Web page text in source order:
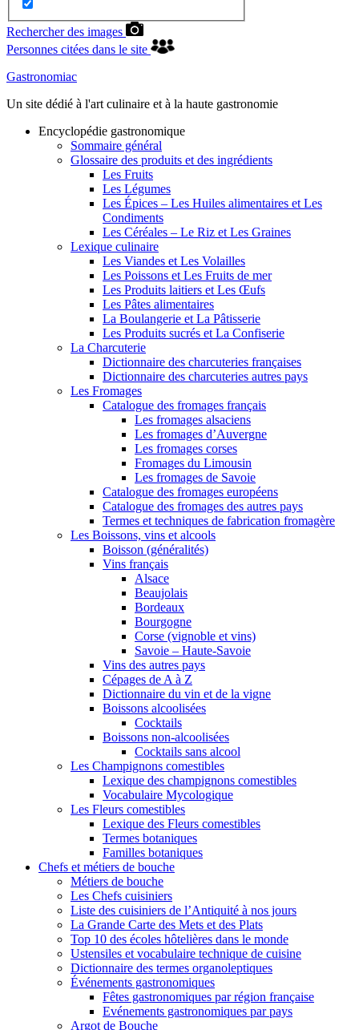
Rechercher des images
Personnes citées dans le site
Gastronomiac
Un site dédié à l'art culinaire et à la haute gastronomie
Encyclopédie gastronomique
Sommaire général
Glossaire des produits et des ingrédients
Les Fruits
Les Légumes
Les Épices – Les Huiles alimentaires et Les
Condiments
Les Céréales – Le Riz et Les Graines
Lexique culinaire
Les Viandes et Les Volailles
Les Poissons et Les Fruits de mer
Les Produits laitiers et Les Œufs
Les Pâtes alimentaires
La Boulangerie et La Pâtisserie
Les Produits sucrés et La Confiserie
La Charcuterie
Dictionnaire des charcuteries françaises
Dictionnaire des charcuteries autres pays
Les Fromages
Catalogue des fromages français
Les fromages alsaciens
Les fromages d’Auvergne
Les fromages corses
Fromages du Limousin
Les fromages de Savoie
Catalogue des fromages européens
Catalogue des fromages des autres pays
Termes et techniques de fabrication fromagère
Les Boissons, vins et alcools
Boisson (généralités)
Vins français
Alsace
Beaujolais
Bordeaux
Bourgogne
Corse (vignoble et vins)
Savoie – Haute-Savoie
Vins des autres pays
Cépages de A à Z
Dictionnaire du vin et de la vigne
Boissons alcoolisées
Cocktails
Boissons non-alcoolisées
Cocktails sans alcool
Les Champignons comestibles
Lexique des champignons comestibles
Vocabulaire Mycologique
Les Fleurs comestibles
Lexique des Fleurs comestibles
Termes botaniques
Familles botaniques
Chefs et métiers de bouche
Métiers de bouche
Les Chefs cuisiniers
Liste des cuisiniers de l’Antiquité à nos jours
La Grande Carte des Mets et des Plats
Top 10 des écoles hôtelières dans le monde
Ustensiles et vocabulaire technique de cuisine
Dictionnaire des termes organoleptiques
Événements gastronomiques
Fêtes gastronomiques par région française
Evénements gastronomiques par pays
Argot de Bouche